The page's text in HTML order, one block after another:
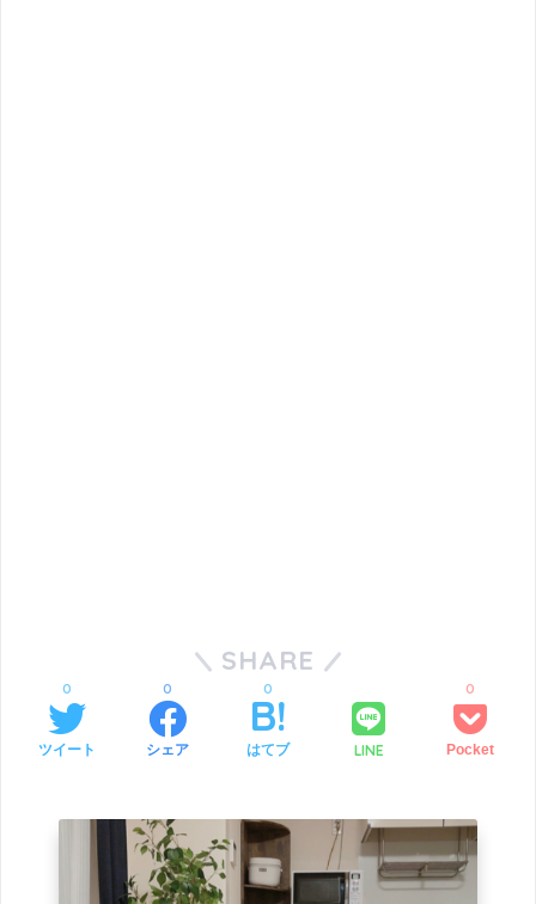
SHARE
ツイート
0
シェア
0
はてブ
0
LINE Pocket
0